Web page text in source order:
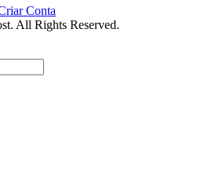
Conta
All Rights Reserved.